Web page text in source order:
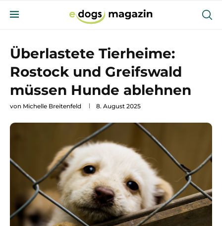
Überlastete Tierheime:
Rostock und Greifswald
müssen Hunde ablehnen
von Michelle Breitenfeld 8. August 2025